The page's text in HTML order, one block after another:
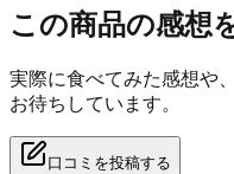
この商品の感想
実際に食べてみた感想や
お待ちしています。
口コミを投稿する